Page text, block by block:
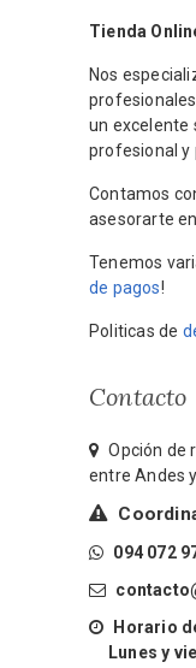
Tienda
Nos
un excelente
profesional y
Contamos
asesorarte
Tenemos
de pagos!
Politicas de
Contacto
Opción de
entre Andes
094 072
Horario
Lunes y